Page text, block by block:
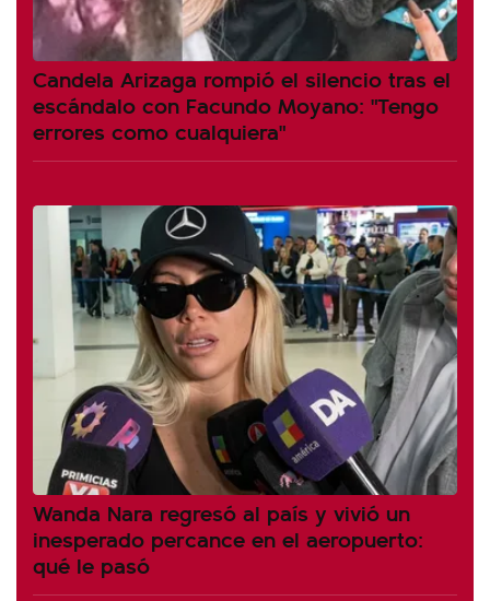
Candela Arizaga rompió el silencio tras el
escándalo con Facundo Moyano: "Tengo
errores como cualquiera"
Wanda Nara regresó al país y vivió un
inesperado percance en el aeropuerto:
qué le pasó